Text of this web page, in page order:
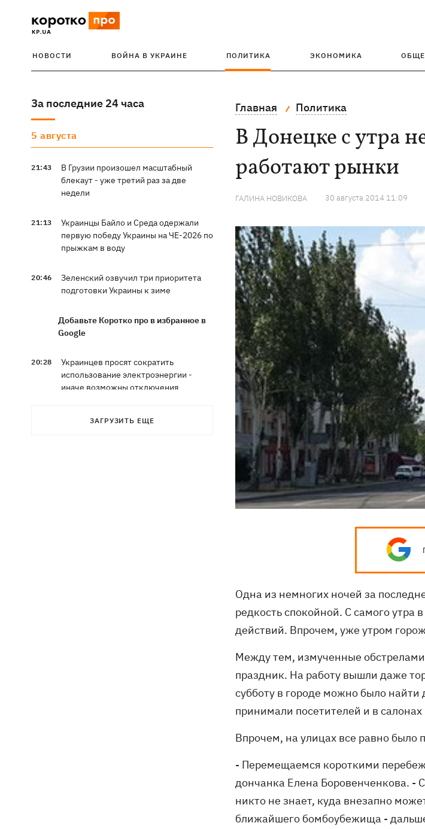
НОВОСТИ ВОЙНА В УКРАИНЕ ПОЛИТИКА ЭКОНОМИКА
За последние 24 часа
5 августа
21:43
В Грузии произошел масштабный
блекаут - уже третий раз за две
недели
21:13
Украинцы Байло и Среда одержали
первую победу Украины на ЧЕ-2026 по
прыжкам в воду
20:46
Зеленский озвучил три приоритета
подготовки Украины к зиме
Добавьте Коротко про в избранное в
Google
20:28
Украинцев просят сократить
использование электроэнергии -
иначе возможны отключения
Тайский футболист погиб от удара
ЗАГРУЗИТЬ ЕЩЕ
Главная Политика
В Донецке с утра
работают рынки
ГАЛИНА НОВИКОВА 30 августа 2014 11:09
Одна из немногих ночей за
редкость спокойной. С самого утра
действий. Впрочем, уже утром
Между тем, измученные
праздник. На работу вышли даже
субботу в городе можно было
принимали посетителей и в салонах
Впрочем, на улицах все равно было
- Перемещаемся короткими
дончанка Елена Боровенченкова. -
никто не знает, куда внезапно
ближайшего бомбоубежища -